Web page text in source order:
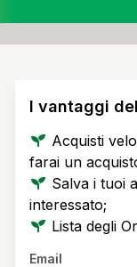
I vantaggi
Acquisti
farai un
Salva i tuoi
interessato;
Lista degli
Email